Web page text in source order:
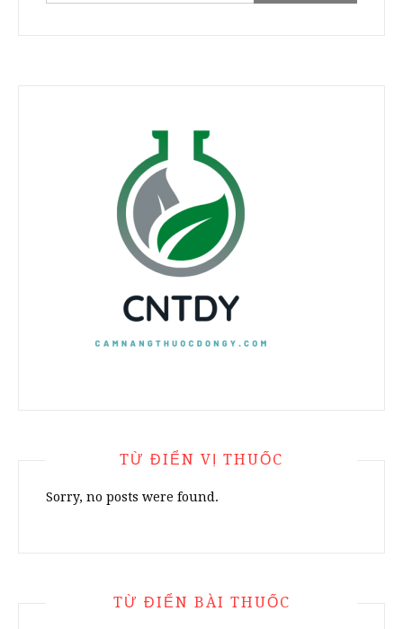
TỪ ĐIỂN VỊ THUỐC
Sorry, no posts were found.
TỪ ĐIỂN BÀI THUỐC